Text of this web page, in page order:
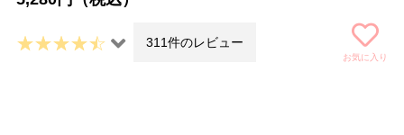
311件のレビュー
お気に入り